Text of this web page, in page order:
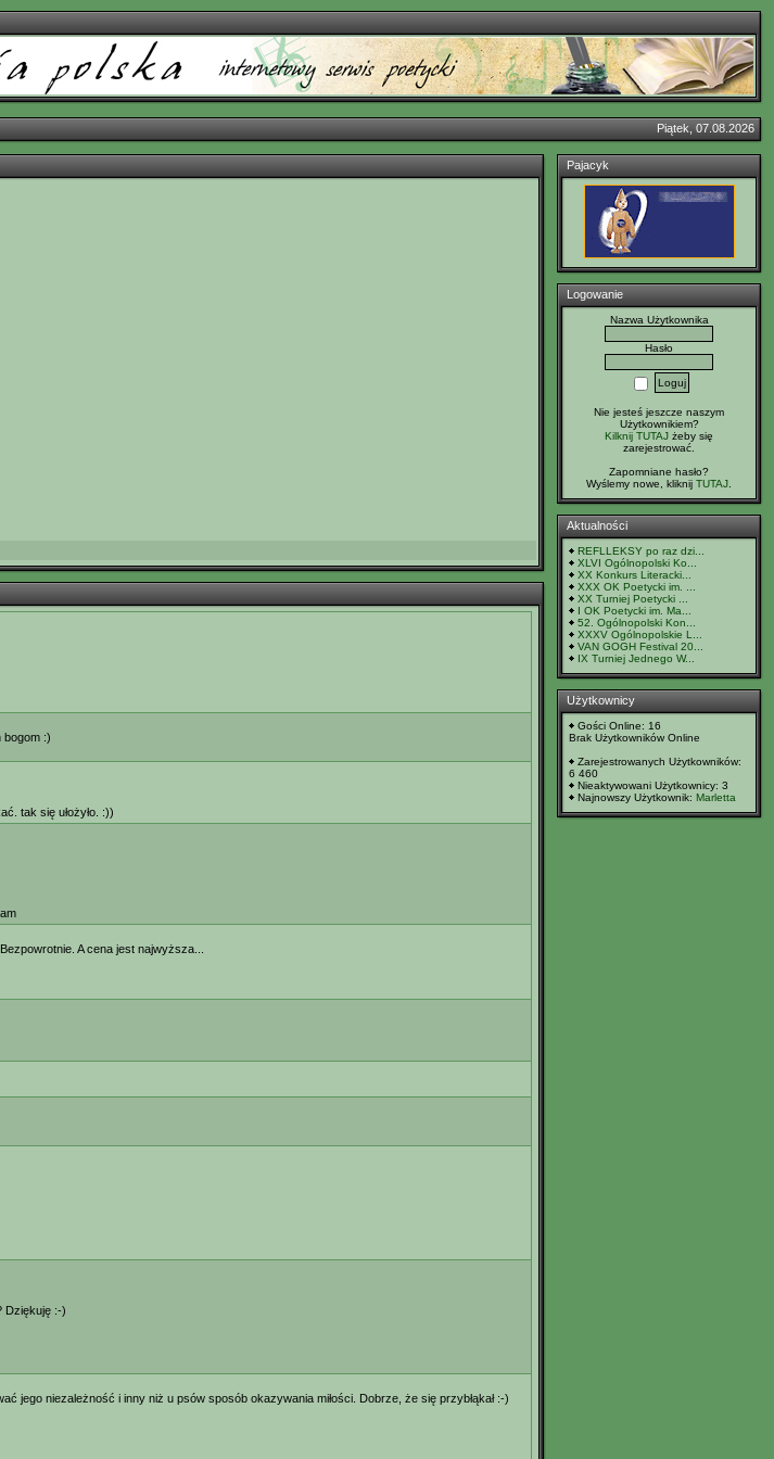
Piątek, 07.08.2026
bogom :)
tak się ułożyło. :))
A cena jest najwyższa...
Dziękuję :-)
jego niezależność i inny niż u psów sposób okazywania miłości. Dobrze, że się przybłąkał :-)
Pajacyk
Logowanie
Nazwa Użytkownika
Hasło
Nie jesteś jeszcze naszym
Użytkownikiem?
Kilknij TUTAJ żeby się
zarejestrować.
Zapomniane hasło?
Wyślemy nowe, kliknij TUTAJ
Aktualności
REFLLEKSY po raz dzi...
XLVI Ogólnopolski Ko...
XX Konkurs Literacki...
XXX OK Poetycki im. ...
XX Turniej Poetycki ...
I OK Poetycki im. Ma...
52. Ogólnopolski Kon...
XXXV Ogólnopolskie L...
VAN GOGH Festival 20...
IX Turniej Jednego W...
Użytkownicy
Gości Online: 16
Brak Użytkowników Online
Zarejestrowanych Użytkowników:
6 460
Nieaktywowani Użytkownicy: 3
Najnowszy Użytkownik: Marletta